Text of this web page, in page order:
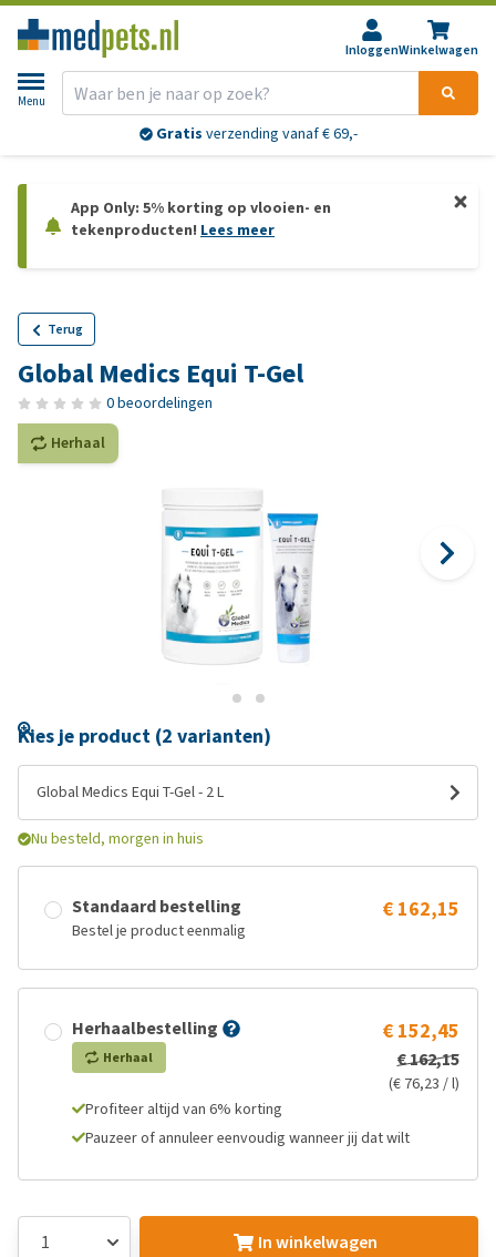
InloggenWinkelwagen
Menu
Gratis verzending vanaf € 69,-
App Only: 5% korting op vlooien- en
tekenproducten! Lees meer
Terug
Global Medics Equi T-Gel
0 beoordelingen
Herhaal
Kies je product (2 varianten)
Global Medics Equi T-Gel - 2 L
Nu besteld, morgen in huis
Standaard bestelling
Bestel je product eenmalig
€ 162,15
Herhaalbestelling
Herhaal
€ 152,45
€ 162,15
(€ 76,23 / l)
Profiteer altijd van 6% korting
Pauzeer of annuleer eenvoudig wanneer jij dat wilt
In winkelwagen